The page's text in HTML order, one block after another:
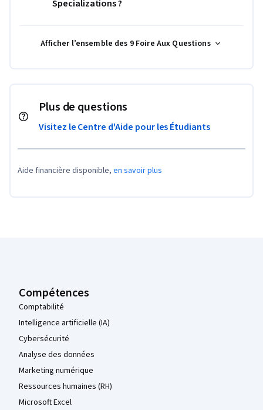
Specializations ?
Afficher l’ensemble des 9 Foire Aux Questions
Plus de questions
Visitez le Centre d'Aide pour les Étudiants
Aide financière disponible, en savoir plus
Compétences
Comptabilité
Intelligence artificielle (IA)
Cybersécurité
Analyse des données
Marketing numérique
Ressources humaines (RH)
Microsoft Excel